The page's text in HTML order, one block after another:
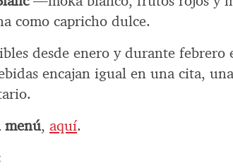
como capricho dulce.
desde enero y durante febrero
encajan igual en una cita,
menú,aquí.